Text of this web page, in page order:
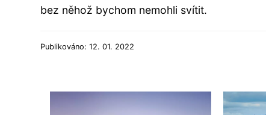
bez něhož bychom nemohli svítit.
Publikováno: 12. 01. 2022